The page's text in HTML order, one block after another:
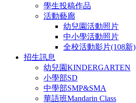
學生投稿作品
活動藝廊
幼兒園活動照片
中小學活動照片
全校活動影片(108新)
招生訊息
幼兒園KINDERGARTEN
小學部SD
中學部SMP&SMA
華語班Mandarin Class